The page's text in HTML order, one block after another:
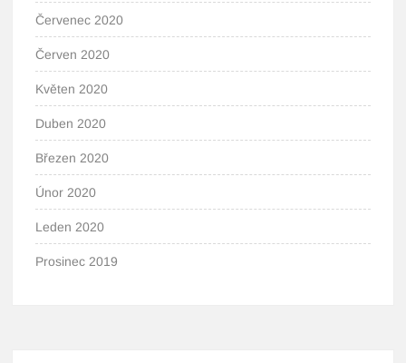
Červenec 2020
Červen 2020
Květen 2020
Duben 2020
Březen 2020
Únor 2020
Leden 2020
Prosinec 2019